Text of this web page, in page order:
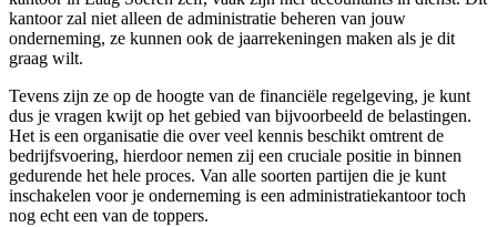
kantoor zal niet alleen de administratie beheren van jouw
onderneming, ze kunnen ook de jaarrekeningen maken als je dit
graag wilt.
Tevens zijn ze op de hoogte van de financiële regelgeving, je kunt
dus je vragen kwijt op het gebied van bijvoorbeeld de belastingen.
Het is een organisatie die over veel kennis beschikt omtrent de
bedrijfsvoering, hierdoor nemen zij een cruciale positie in binnen
gedurende het hele proces. Van alle soorten partijen die je kunt
inschakelen voor je onderneming is een administratiekantoor toch
nog echt een van de toppers.